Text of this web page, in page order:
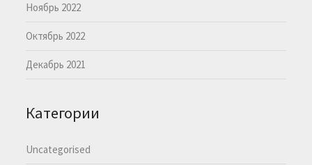
Ноябрь 2022
Октябрь 2022
Декабрь 2021
Категории
Uncategorised